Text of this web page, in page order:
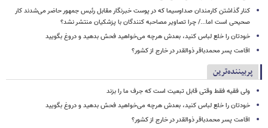
کنار گذاشتن کارمندان صداوسیما که در پوست خبرنگار مقابل رئیس جمهور حاضر می‌شدند کار
صحیحی است اما.../ چرا تصاویر مصاحبه کنندگان با پزشکیان منتشر نشد؟
خودتان را خلع لباس کنید، بعدش هرچه می‌خواهید فحش بدهید و دروغ بگویید
اقامت پسر محمدباقر ذوالقدر در خارج از کشور؟
پربیننده‌ترین
ولی فقیه فقط وقتی قابل تبعیت است که جرف ما را بزند
خودتان را خلع لباس کنید، بعدش هرچه می‌خواهید فحش بدهید و دروغ بگویید
اقامت پسر محمدباقر ذوالقدر در خارج از کشور؟